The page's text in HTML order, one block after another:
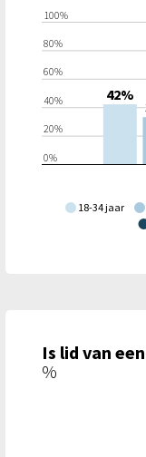
18-34 jaar
0%
20%
40%
60%
80%
100%
42%
Is lid van
%